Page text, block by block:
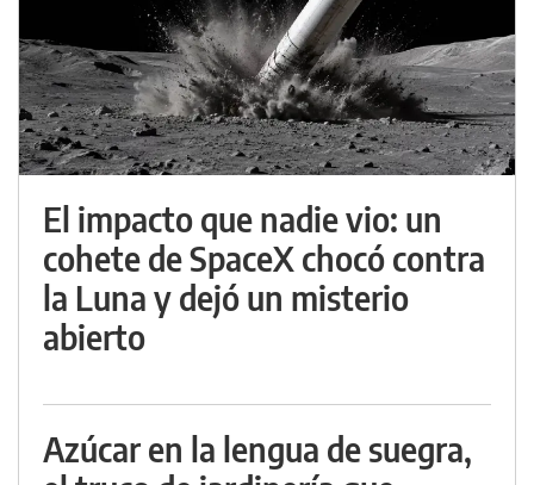
El impacto que nadie vio: un
cohete de SpaceX chocó contra
la Luna y dejó un misterio
abierto
Azúcar en la lengua de suegra,